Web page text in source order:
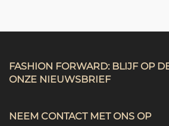
FASHION FORWARD: BLIJF OP
ONZE NIEUWSBRIEF
NEEM CONTACT MET ONS OP